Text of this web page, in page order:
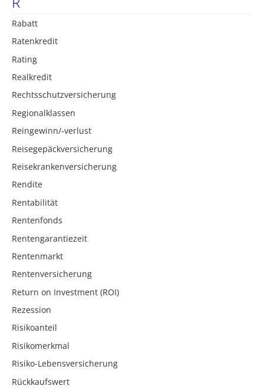
Rabatt
Ratenkredit
Rating
Realkredit
Rechtsschutzversicherung
Regionalklassen
Reingewinn/-verlust
Reisegepäckversicherung
Reisekrankenversicherung
Rendite
Rentabilität
Rentenfonds
Rentengarantiezeit
Rentenmarkt
Rentenversicherung
Return on Investment (ROI)
Rezession
Risikoanteil
Risikomerkmal
Risiko-Lebensversicherung
Rückkaufswert